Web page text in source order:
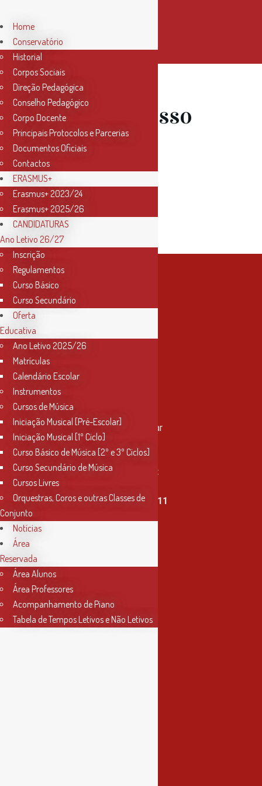
30 Mar
Acesso
ao Ensino
Articulado
2021/2022
Contactos
Rua Miguel Bombarda, nº 4, 1º andar
2000-080 Santarém
info@conservatoriosantarem.pt
T. (+351) 915 335 478 / 913 890 411
Horário Secretaria
2ª, 3ª, 5ª e 6ª feira
das 9h às 17h30
4ª feira
das 9h às 13h
Home
Conservatório
Historial
Corpos Sociais
Direção Pedagógica
Conselho Pedagógico
Corpo Docente
Principais Protocolos e Parcerias
Documentos Oficiais
Contactos
ERASMUS+
Erasmus+ 2023/24
Erasmus+ 2025/26
CANDIDATURAS
Ano Letivo 26/27
Inscrição
Regulamentos
Curso Básico
Curso Secundário
Oferta
Educativa
Ano Letivo 2025/26
Matrículas
Calendário Escolar
Instrumentos
Cursos de Música
Iniciação Musical [Pré-Escolar]
Iniciação Musical [1º Ciclo]
Curso Básico de Música [2º e 3º Ciclos]
Curso Secundário de Música
Cursos Livres
Orquestras, Coros e outras Classes de
Conjunto
Notícias
Área
Reservada
Área Alunos
Área Professores
Acompanhamento de Piano
Tabela de Tempos Letivos e Não Letivos